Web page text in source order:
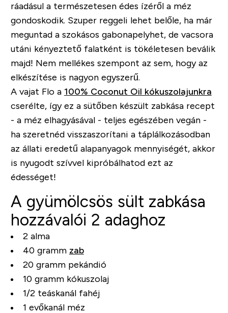
ráadásul a természetesen édes ízéről a méz
gondoskodik. Szuper reggeli lehet belőle, ha már
meguntad a szokásos gabonapelyhet, de vacsora
utáni kényeztető falatként is tökéletesen beválik
majd! Nem mellékes szempont az sem, hogy az
elkészítése is nagyon egyszerű.
A vajat Flo a 100% Coconut Oil kókuszolajunkra
cserélte, így ez a sütőben készült zabkása recept
- a méz elhagyásával - teljes egészében vegán -
ha szeretnéd visszaszorítani a táplálkozásodban
az állati eredetű alapanyagok mennyiségét, akkor
is nyugodt szívvel kipróbálhatod ezt az
édességet!
A gyümölcsös sült zabkása
hozzávalói 2 adaghoz
2 alma
40 gramm zab
20 gramm pekándió
10 gramm kókuszolaj
1/2 teáskanál fahéj
1 evőkanál méz